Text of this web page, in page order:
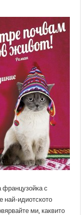
французойка с
най-идиотското
ми, каквито